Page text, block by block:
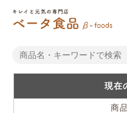
現在
商